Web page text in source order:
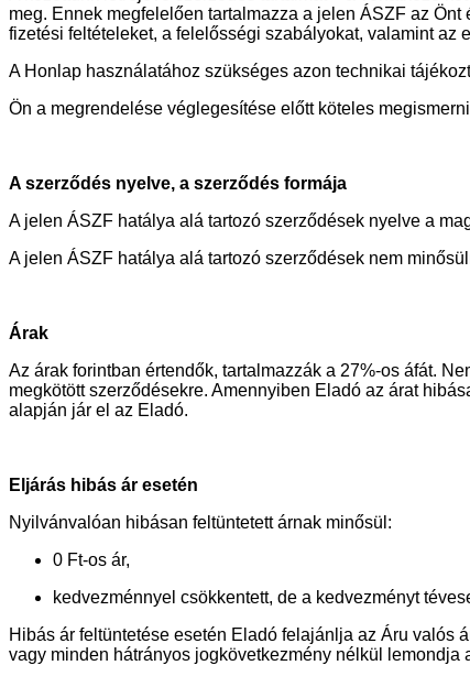
meg. Ennek megfelelően tartalmazza a jelen ÁSZF az
fizetési feltételeket, a felelősségi szabályokat, valamint az
A Honlap használatához szükséges azon technikai
Ön a megrendelése véglegesítése előtt köteles
A szerződés nyelve, a szerződés formája
A jelen ÁSZF hatálya alá tartozó szerződések nyelve a
A jelen ÁSZF hatálya alá tartozó szerződések nem
Árak
Az árak forintban értendők, tartalmazzák a 27%-os áfát.
megkötött szerződésekre. Amennyiben Eladó az árat
alapján jár el az Eladó.
Eljárás hibás ár esetén
Nyilvánvalóan hibásan feltüntetett árnak minősül:
0 Ft-os ár,
kedvezménnyel csökkentett, de a kedvezményt
Hibás ár feltüntetése esetén Eladó felajánlja az Áru valós
vagy minden hátrányos jogkövetkezmény nélkül lemondja